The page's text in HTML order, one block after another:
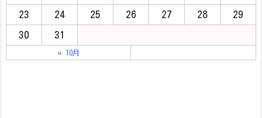
23 24 25 26 27 28 29
30 31
« 10月